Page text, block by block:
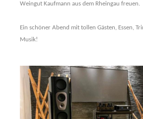
Weingut Kaufmann aus dem Rheingau freuen.
Ein schöner Abend mit tollen Gästen, Essen,
Musik!